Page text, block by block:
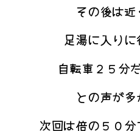
その後は
足湯に入り
自転車２５分
との声が
次回は倍の５０